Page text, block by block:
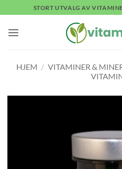
to
content
STORT UTVALG AV
HJEM / VITAMINER &